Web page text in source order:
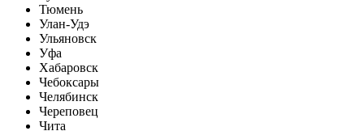
Тюмень
Улан-Удэ
Ульяновск
Уфа
Хабаровск
Чебоксары
Челябинск
Череповец
Чита